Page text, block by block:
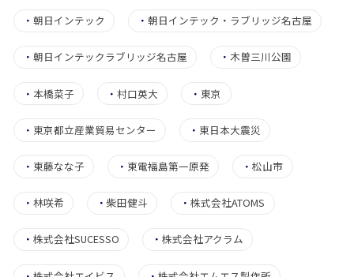
・ 朝日インテック ・朝日インテック・ラブリッジ名古屋
・ 朝日インテックラブリッジ名古屋 ・木曽三川公園
・ 本橋菜子 ・村口英大 ・ 東京
・ 東京都立産業貿易センター ・ 東日本大震災
・ 東藤なな子 ・ 東電福島第一原発 ・松山市
・ 林咲希 ・柴田健斗 ・株式会社ATOMS
・ 株式会社SUCESSO ・株式会社アクラム